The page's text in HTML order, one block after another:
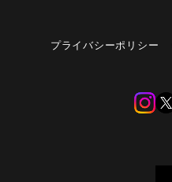
プライバシーポリシー